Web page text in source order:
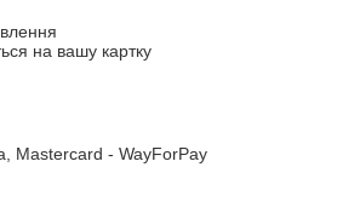
на вашу картку
Mastercard - WayForPay